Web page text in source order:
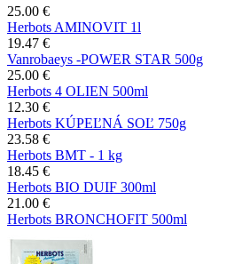
25.00 €
Herbots AMINOVIT 1l
19.47 €
Vanrobaeys -POWER STAR 500g
25.00 €
Herbots 4 OLIEN 500ml
12.30 €
Herbots KÚPEĽNÁ SOĽ 750g
23.58 €
Herbots BMT - 1 kg
18.45 €
Herbots BIO DUIF 300ml
21.00 €
Herbots BRONCHOFIT 500ml